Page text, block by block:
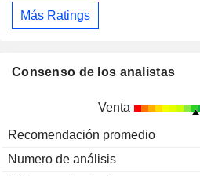
Más Ratings
Consenso de los analistas
Venta
Recomendación promedio
Numero de análisis